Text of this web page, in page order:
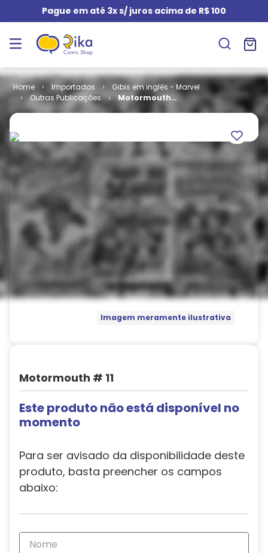
Pague em até 3x s/ juros acima de R$ 100
Importados
Gibis em inglês - Marvel
Outras Publicações
Motormouth
# 11
Imagem meramente ilustrativa
Motormouth # 11
Este produto não está disponível no
momento
Para ser avisado da disponibilidade deste
produto, basta preencher os campos
abaixo: